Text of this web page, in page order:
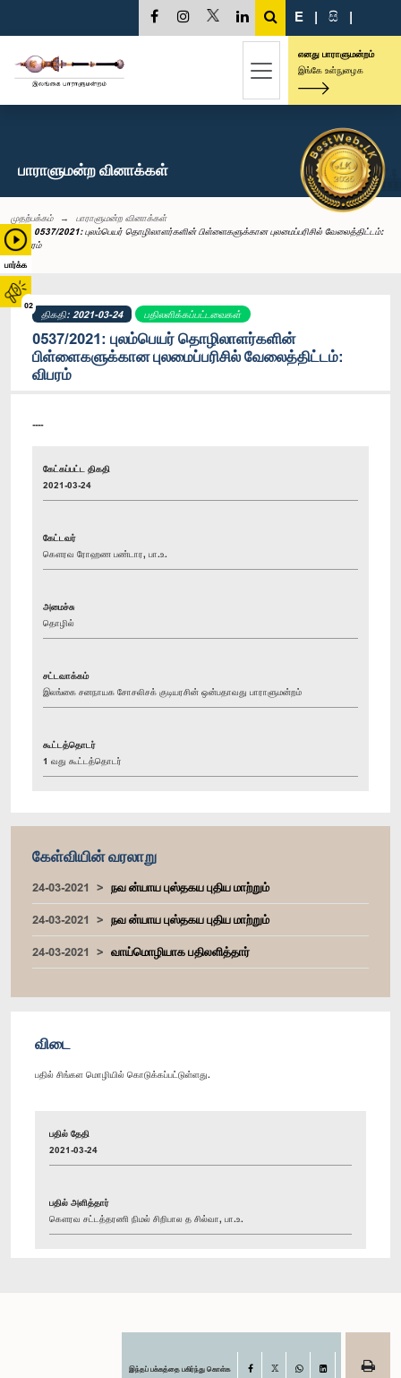
பார்க்க
02
E | සි |
எனது பாராளுமன்றம்
இங்கே உள்நுழைக
பாராளுமன்ற வினாக்கள்
முதற்பக்கம்
பாராளுமன்ற வினாக்கள்
0537/2021: புலம்பெயர் தொழிலாளர்களின் பிள்ளைகளுக்கான புலமைப்பரிசில் வேலைத்திட்டம்:
விபரம்
திகதி: 2021-03-24 பதிலளிக்கப்பட்டவைகள்
0537/2021: புலம்பெயர் தொழிலாளர்களின்
பிள்ளைகளுக்கான புலமைப்பரிசில் வேலைத்திட்டம்:
விபரம்
----
கேட்கப்பட்ட திகதி
2021-03-24
கேட்டவர்
கௌரவ ரோஹண பண்டார, பா.உ.
அமைச்சு
தொழில்
சட்டவாக்கம்
இலங்கை சனநாயக சோசலிசக் குடியரசின் ஒன்பதாவது பாராளுமன்றம்
கூட்டத்தொடர்
1 வது கூட்டத்தொடர்
கேள்வியின் வரலாறு
24-03-2021
நவ ன்யாய புஸ்தகய புதிய மாற்றும்
24-03-2021
நவ ன்யாய புஸ்தகய புதிய மாற்றும்
24-03-2021
வாய்மொழியாக பதிலளித்தார்
விடை
பதில் சிங்கள மொழியில் கொடுக்கப்பட்டுள்ளது.
பதில் தேதி
2021-03-24
பதில் அளித்தார்
கௌரவ சட்டத்தரணி நிமல் சிறிபால த சில்வா, பா.உ.
இந்தப் பக்கத்தை பகிர்ந்து கொள்க Facebook